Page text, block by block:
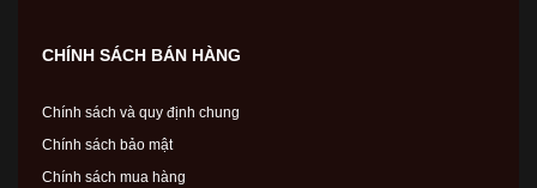
CHÍNH SÁCH BÁN HÀNG
Chính sách và quy định chung
Chính sách bảo mật
Chính sách mua hàng